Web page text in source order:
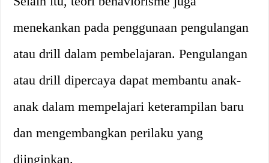
menekankan pada penggunaan pengulangan
atau drill dalam pembelajaran. Pengulangan
atau drill dipercaya dapat membantu anak-
anak dalam mempelajari keterampilan baru
dan mengembangkan perilaku yang
diinginkan.